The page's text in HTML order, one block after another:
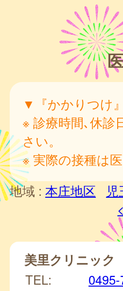
▼『かかりつけ
※ 診療時間､休診
さい。
※ 実際の接種は
地域 : 本庄地区
美里クリニック
TEL: